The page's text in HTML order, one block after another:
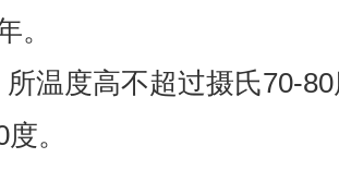
。
温度高不超过摄氏70-
。